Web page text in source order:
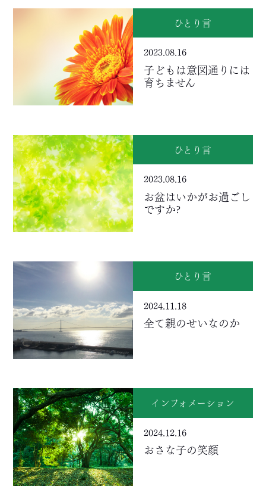
ひとり言
2023.08.16
子どもは意図通りには
育ちません
ひとり言
2023.08.16
お盆はいかがお過ごし
ですか?
ひとり言
2024.11.18
全て親のせいなのか
インフォメーション
2024.12.16
おさな子の笑顔